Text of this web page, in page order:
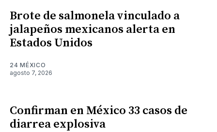
Brote de salmonela vinculado a
jalapeños mexicanos alerta en
Estados Unidos
24 MÉXICO
agosto 7, 2026
Confirman en México 33 casos de
diarrea explosiva